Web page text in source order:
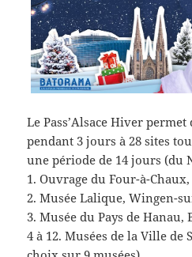
Le Pass’Alsace Hiver
pendant 3 jours à 28 sites
une période de 14 jours (du
1. Ouvrage du Four-à-
2. Musée Lalique, Wingen-
3. Musée du Pays de
4 à 12. Musées de la Ville de